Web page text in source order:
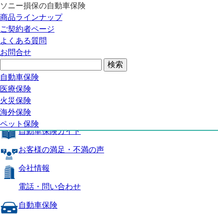
ソニー損保の自動車保険
商品ラインナップ
ご契約者ページ
よくある質問
お問合せ
自動車保険
医療保険
火災保険
海外保険
ペット保険
自動車保険トップ
商品の特長
補償内容
自動車保険ガイド
お客様の満足・不満の声
自動車保険トップ
商品の特長
補償内容
自動車保険ガイド
お客様の満足・不満の声
会社情報
電話・問い合わせ
自動車保険